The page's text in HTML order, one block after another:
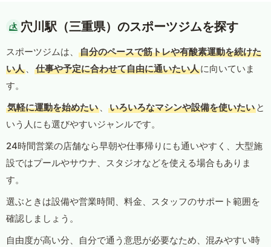
穴川駅（三重県）のスポーツジムを探す
スポーツジムは、
自分のペースで筋トレや有酸素運動を続けた
い人 、 仕事や予定に合わせて自由に通いたい人に向いていま
す。
気軽に運動を始めたい 、 いろいろなマシンや設備を使いたい と
いう人にも選びやすいジャンルです。
24時間営業の店舗なら早朝や仕事帰りにも通いやすく、大型施
設ではプールやサウナ、スタジオなどを使える場合もありま
す。
選ぶときは設備や営業時間、料金、スタッフのサポート範囲を
確認しましょう。
自由度が高い分、自分で通う意思が必要なため、混みやすい時